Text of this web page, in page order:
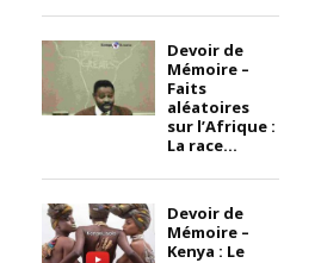
Devoir de
Mémoire –
Faits
aléatoires
sur l’Afrique :
La race...
Devoir de
Mémoire –
Kenya : Le